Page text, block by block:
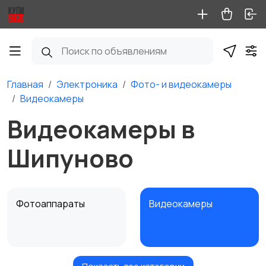
Главная Электроника
Фото- и видеокамеры
Видеокамеры
Видеокамеры в
Шипуново
Фотоаппараты Видеокамеры